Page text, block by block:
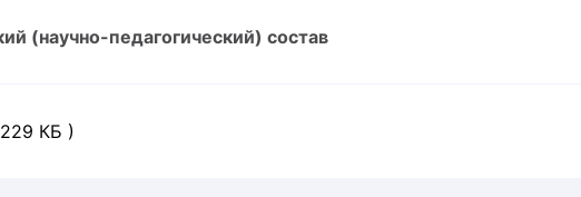
Барыс
(научно-педагогический) состав
КБ )